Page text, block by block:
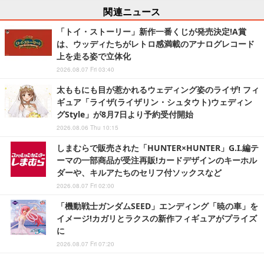
関連ニュース
「トイ・ストーリー」新作一番くじが発売決定!A賞
は、ウッディたちがレトロ感満載のアナログレコード
上を走る姿で立体化
2026.08.07 Fri 03:40
太ももにも目が惹かれるウェディング姿のライザ! フィ
ギュア「ライザ(ライザリン・シュタウト)ウェディン
グStyle」が8月7日より予約受付開始
2026.08.06 Thu 10:15
しまむらで販売された「HUNTER×HUNTER」G.I.編テ
ーマの一部商品が受注再販!カードデザインのキーホル
ダーや、キルアたちのセリフ付ソックスなど
2026.08.07 Fri 02:00
「機動戦士ガンダムSEED」エンディング「暁の車」を
イメージ!カガリとラクスの新作フィギュアがプライズ
に
2026.08.07 Fri 07:20